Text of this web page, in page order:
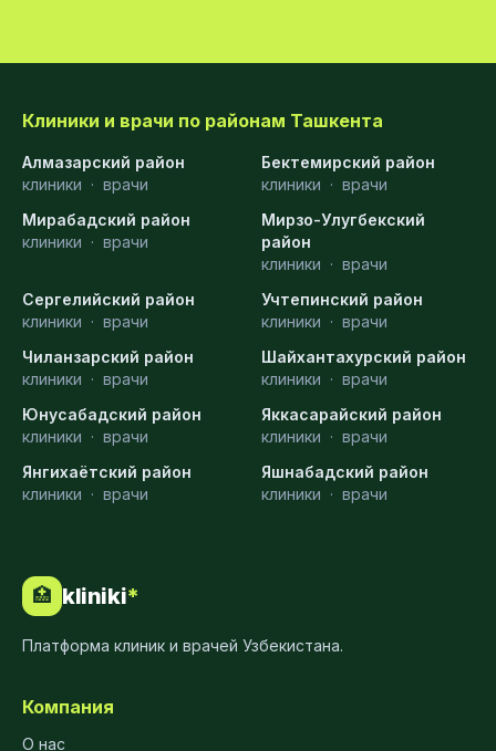
Клиники и врачи по районам Ташкента
Алмазарский район
клиники · врачи
Бектемирский район
клиники · врачи
Мирабадский район
клиники · врачи
Мирзо-Улугбекский
район
клиники · врачи
Сергелийский район
клиники · врачи
Учтепинский район
клиники · врачи
Чиланзарский район
клиники · врачи
Шайхантахурский район
клиники · врачи
Юнусабадский район
клиники · врачи
Яккасарайский район
клиники · врачи
Янгихаётский район
клиники · врачи
Яшнабадский район
клиники · врачи
🏥 kliniki*
Платформа клиник и врачей Узбекистана.
Компания
О нас